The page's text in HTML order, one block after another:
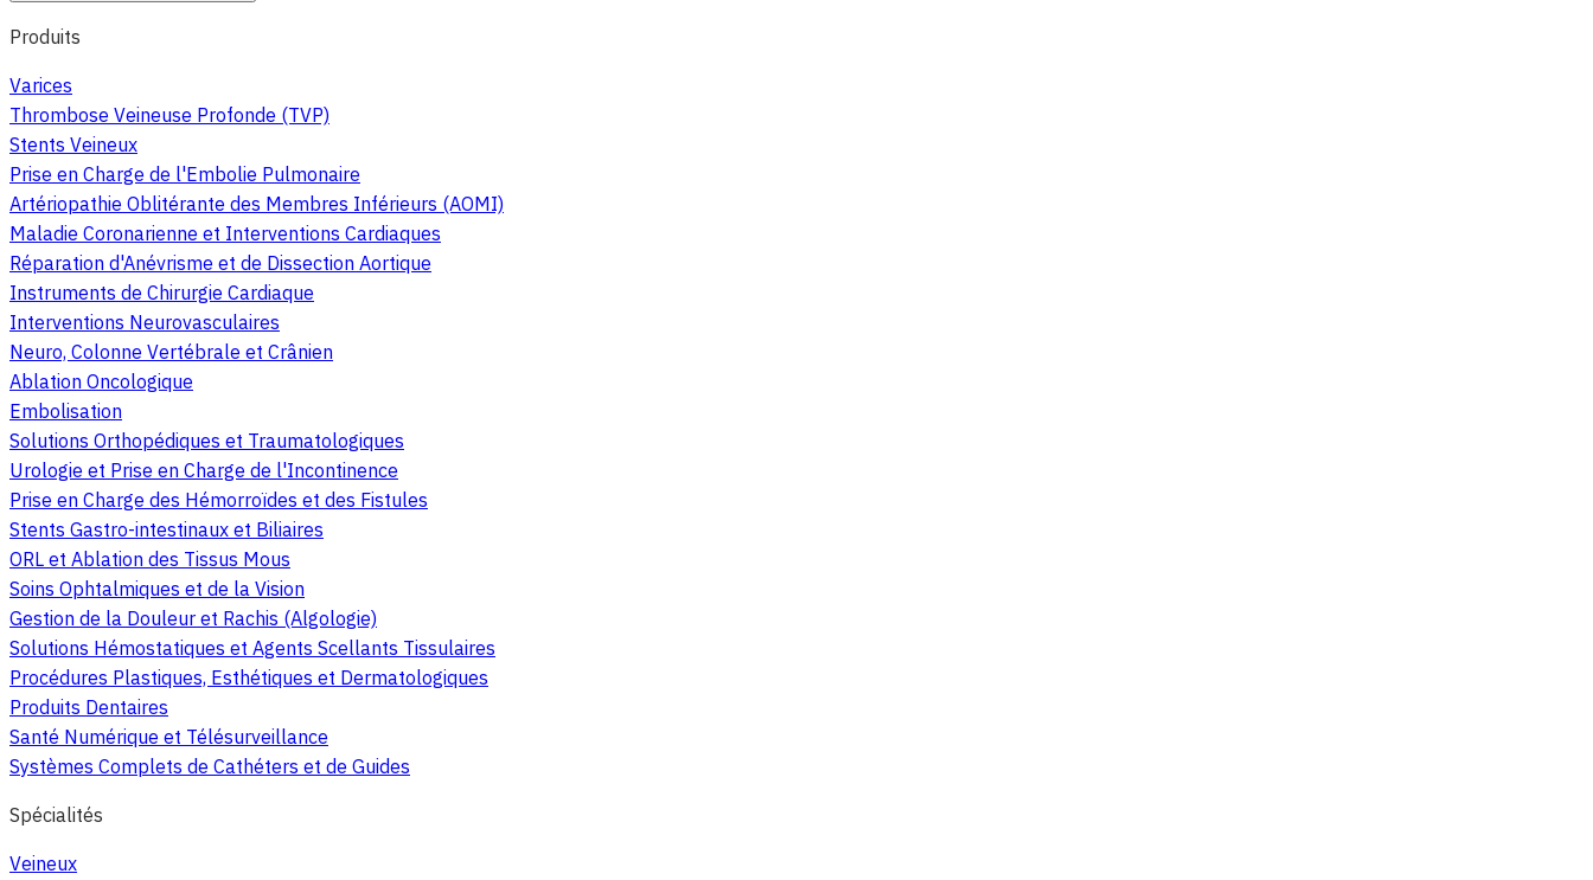
Produits
Varices
Thrombose Veineuse Profonde (TVP)
Stents Veineux
Prise en Charge de l'Embolie Pulmonaire
Artériopathie Oblitérante des Membres Inférieurs (AOMI)
Maladie Coronarienne et Interventions Cardiaques
Réparation d'Anévrisme et de Dissection Aortique
Instruments de Chirurgie Cardiaque
Interventions Neurovasculaires
Neuro, Colonne Vertébrale et Crânien
Ablation Oncologique
Embolisation
Solutions Orthopédiques et Traumatologiques
Urologie et Prise en Charge de l'Incontinence
Prise en Charge des Hémorroïdes et des Fistules
Stents Gastro-intestinaux et Biliaires
ORL et Ablation des Tissus Mous
Soins Ophtalmiques et de la Vision
Gestion de la Douleur et Rachis (Algologie)
Solutions Hémostatiques et Agents Scellants Tissulaires
Procédures Plastiques, Esthétiques et Dermatologiques
Produits Dentaires
Santé Numérique et Télésurveillance
Systèmes Complets de Cathéters et de Guides
Spécialités
Veineux